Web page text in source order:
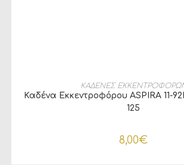
ΠΡΟΣΘΉΚΗ ΣΤΟ ΚΑΛΆΘΙ
ΚΑΔΕΝΕΣ
Καδένα Εκκεντροφόρου ASPIRA 11-
125
8,00€